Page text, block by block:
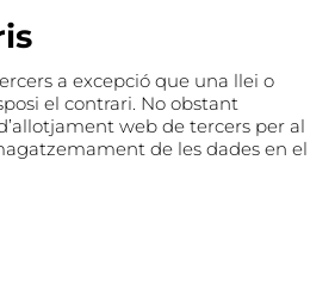
a excepció que una llei o
el contrari. No obstant
web de tercers per al
de les dades en el